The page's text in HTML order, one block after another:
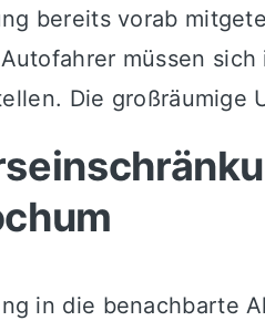
bereits vorab
müssen
Die großräumige
in die benachbarte